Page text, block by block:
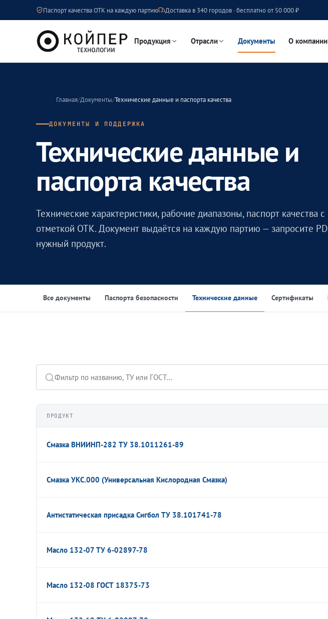
Паспорт качества ОТК на каждую партию Доставка в 340 городов · бесплатно от 50 000 ₽
Продукция Отрасли Документы О компании
Главная/Документы/Технические данные и паспорта качества
ДОКУМЕНТЫ И ПОДДЕРЖКА
Технические данные и
паспорта качества
Технические характеристики, рабочие диапазоны, паспорт качества с
отметкой ОТК. Документ выдаётся на каждую партию — запросите
нужный продукт.
Все документы Паспорта безопасности Технические данные Сертификаты
ПРОДУКТ
Смазка ВНИИНП-282 ТУ 38.1011261-89
Смазка УКС.000 (Универсальная Кислородная Смазка)
Антистатическая присадка Сигбол ТУ 38.101741-78
Масло 132-07 ТУ 6-02897-78
Масло 132-08 ГОСТ 18375-73